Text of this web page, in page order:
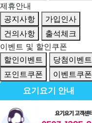
제휴안내
공지사항
가입인사
건의사항
출석체크
이벤트 및 할인쿠폰
할인이벤트
당첨이벤트
포인트쿠폰
이벤트쿠폰
요기요기 안내